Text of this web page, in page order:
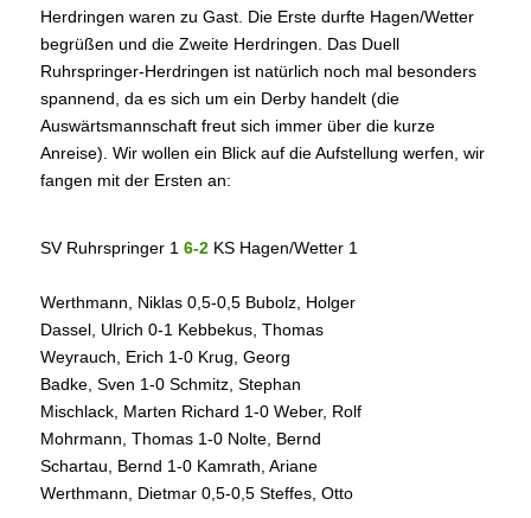
Herdringen waren zu Gast. Die Erste durfte Hagen/Wetter
begrüßen und die Zweite Herdringen. Das Duell
Ruhrspringer-Herdringen ist natürlich noch mal besonders
spannend, da es sich um ein Derby handelt (die
Auswärtsmannschaft freut sich immer über die kurze
Anreise). Wir wollen ein Blick auf die Aufstellung werfen, wir
fangen mit der Ersten an:
SV Ruhrspringer 1 6-2KS Hagen/Wetter 1
Werthmann, Niklas 0,5-0,5 Bubolz, Holger
Dassel, Ulrich 0-1 Kebbekus, Thomas
Weyrauch, Erich 1-0 Krug, Georg
Badke, Sven 1-0 Schmitz, Stephan
Mischlack, Marten Richard 1-0 Weber, Rolf
Mohrmann, Thomas 1-0 Nolte, Bernd
Schartau, Bernd 1-0 Kamrath, Ariane
Werthmann, Dietmar 0,5-0,5 Steffes, Otto